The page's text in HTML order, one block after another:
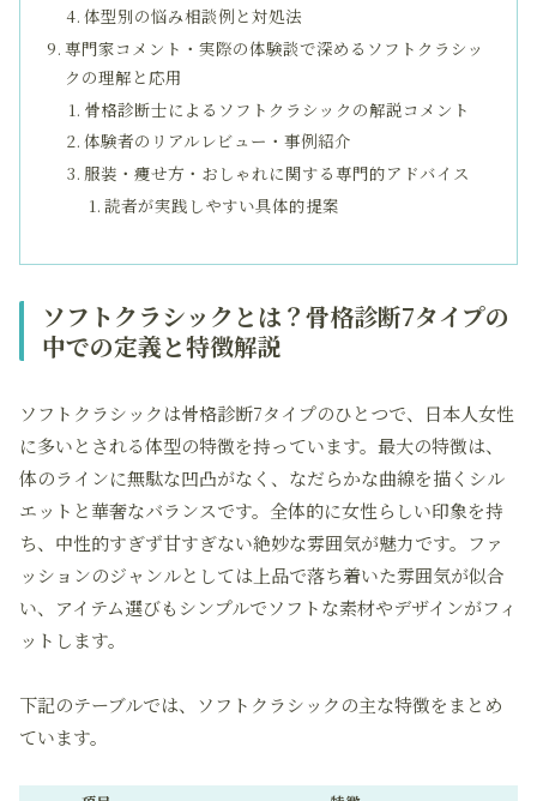
体型別の悩み相談例と対処法
専門家コメント・実際の体験談で深めるソフトクラシッ
クの理解と応用
骨格診断士によるソフトクラシックの解説コメント
体験者のリアルレビュー・事例紹介
服装・痩せ方・おしゃれに関する専門的アドバイス
読者が実践しやすい具体的提案
ソフトクラシックとは？骨格診断7タイプの
中での定義と特徴解説
ソフトクラシックは骨格診断7タイプのひとつで、日本人女性
に多いとされる体型の特徴を持っています。最大の特徴は、
体のラインに無駄な凹凸がなく、なだらかな曲線を描くシル
エットと華奢なバランスです。全体的に女性らしい印象を持
ち、中性的すぎず甘すぎない絶妙な雰囲気が魅力です。ファ
ッションのジャンルとしては上品で落ち着いた雰囲気が似合
い、アイテム選びもシンプルでソフトな素材やデザインがフィ
ットします。
下記のテーブルでは、ソフトクラシックの主な特徴をまとめ
ています。